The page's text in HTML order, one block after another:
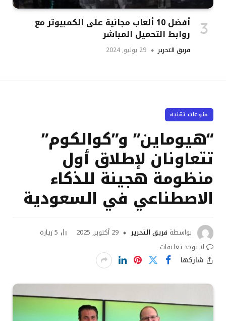
أفضل 10 ألعاب مجانية على الكمبيوتر مع
روابط التحميل المباشر
فريق التحرير 29 يوليو, 2024
منوعات تقنية
“هيوماين” و”كوالكوم”
تتعاونان لإطلاق أول
منظومة هجينة للذكاء
الاصطناعي في السعودية
بواسطة فريق التحرير 29 أكتوبر, 2025 5زيارة
لا توجد تعليقات
شاركها